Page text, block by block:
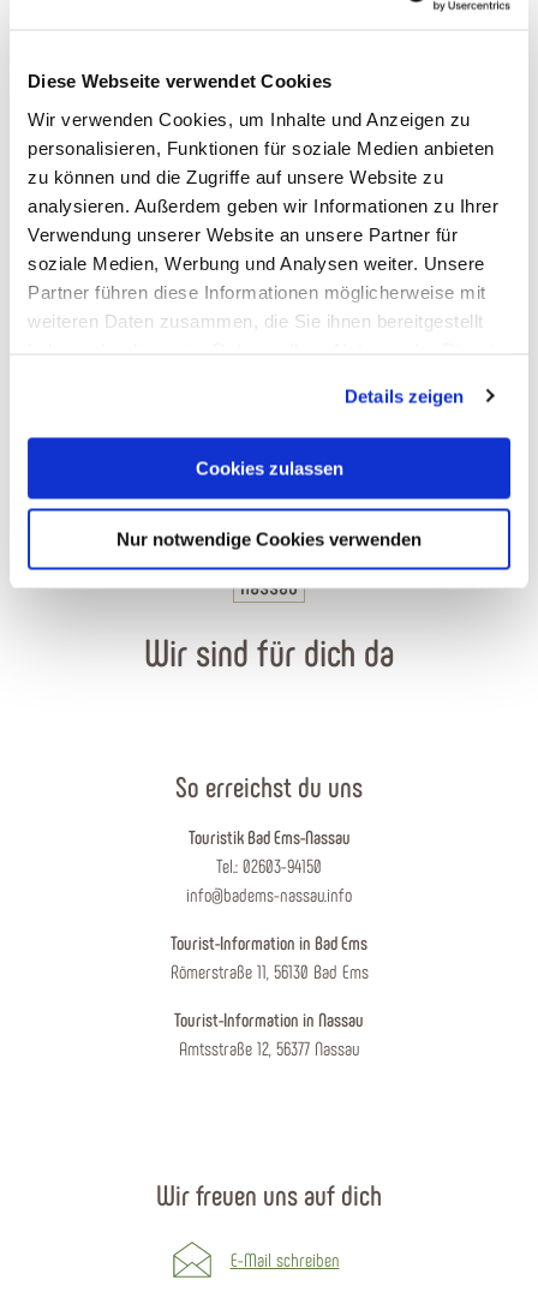
Diese Webseite verwendet Cookies
Wir verwenden Cookies, um Inhalte und Anzeigen zu
personalisieren, Funktionen für soziale Medien anbieten
zu können und die Zugriffe auf unsere Website zu
analysieren. Außerdem geben wir Informationen zu Ihrer
Verwendung unserer Website an unsere Partner für
soziale Medien, Werbung und Analysen weiter. Unsere
Partner führen diese Informationen möglicherweise mit
weiteren Daten zusammen, die Sie ihnen bereitgestellt
Cookies, wenn Sie unsere Webseite weiterhin nutzen.
Details zeigen
Cookies zulassen
Nur notwendige Cookies verwenden
Hohe Lay
Nassau
Wir sind für dich da
So erreichst du uns
Touristik Bad Ems-Nassau
Tel.: 02603-94150
info@badems-nassau.info
Tourist-Information in Bad Ems
Römerstraße 11, 56130 Bad Ems
Tourist-Information in Nassau
Amtsstraße 12, 56377 Nassau
Wir freuen uns auf dich
E-Mail schreiben